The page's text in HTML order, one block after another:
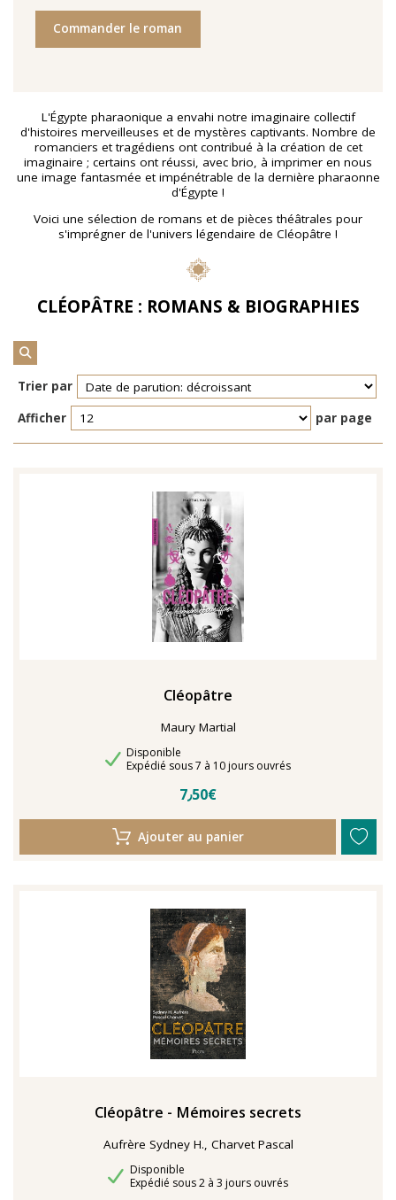
En 2021, le musée de l'IMA reçoit une généreuse donation
socialthérapie
menés à l'hôpital psychiatrique de Blida-
Joinville, institution algérienne marquée par la figure
emblématique deFrantz Fanon.
Découvrir l'exposition
Commander le roman
L'Égypte pharaonique a envahi notre imaginaire collectif
d'histoires merveilleuses et de mystères captivants. Nombre de
romanciers et tragédiens ont contribué à la création de cet
imaginaire ; certains ont réussi, avec brio, à imprimer en nous
une image fantasmée et impénétrable de la dernière pharaonne
d'Égypte !
Voici une sélection de romans et de pièces théâtrales pour
s'imprégner de l'univers légendaire de Cléopâtre !
CLÉOPÂTRE : ROMANS & BIOGRAPHIES
Trier par
Afficher
par page
Cléopâtre
Maury Martial
Disponibilité
Disponible
Délais de livraison
Expédié sous 7 à 10 jours ouvrés
7٫50€
Ajouter au panier
Cléopâtre - Mémoires secrets
Aufrère Sydney H., Charvet Pascal
Disponibilité
Disponible
Délais de livraison
Expédié sous 2 à 3 jours ouvrés